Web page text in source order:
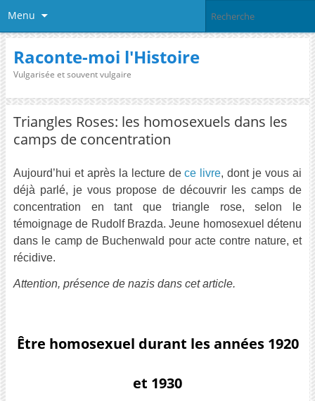
Menu
Raconte-moi l'Histoire
Vulgarisée et souvent vulgaire
Triangles Roses: les homosexuels dans les
camps de concentration
Aujourd’hui et après la lecture dece livre, dont je vous ai
déjà parlé, je vous propose de découvrir les camps de
concentration en tant que triangle rose, selon le
témoignage de Rudolf Brazda. Jeune homosexuel détenu
dans le camp de Buchenwald pour acte contre nature, et
récidive.
Attention, présence de nazis dans cet article.
Être homosexuel durant les années 1920
et 1930